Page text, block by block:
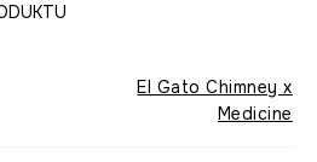
El Gato Chimney x
Medicine